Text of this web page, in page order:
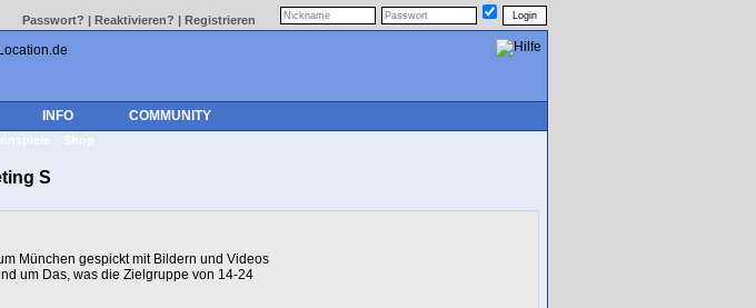
Passwort? | Reaktivieren? | Registrieren
INFO COMMUNITY
Shop
S
München gespickt mit Bildern und Videos
um Das, was die Zielgruppe von 14-24